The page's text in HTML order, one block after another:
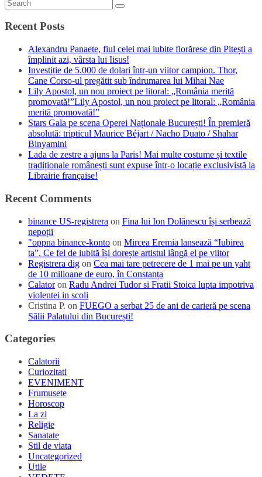
Recent Posts
Alexandru Panaete, fiul celei mai iubite florărese din Pitești a
împlinit azi, vârsta lui Iisus!
Investiție de 5.000 de dolari într-un viitor campion. Thor,
Cane Corso-ul pregătit sub îndrumarea lui Mihai Nae
Lily Apostol, un nou proiect pe litoral: „România merită
promovată!”Lily Apostol, un nou proiect pe litoral: „România
merită promovată!”
Stars Gala pe scena Operei Naționale București! În premieră
absolută: tripticul Maurice Béjart / Nacho Duato / Shahar
Binyamini
Lada de zestre a ajuns la Paris! Mai multe costume și textile
tradiționale românești sunt expuse într-o locație exclusivistă la
Librairie française!
Recent Comments
binance US-registrera on Fina lui Ion Dolănescu își serbează
nepoții
"oppna binance-konto on Mircea Eremia lansează “Iubirea
ta”. Ce fel de iubită își dorește artistul lângă el pe viitor
Registrera dig on Cea mai tare petrecere de 1 mai pe un yaht
de 10 milioane de euro, în Constanța
Calatoron Radu Andrei Tudor si Fratii Stoica lupta impotriva
violentei in scoli
Cristina P. on FUEGO a serbat 25 de ani de carieră pe scena
Sălii Palatului din București!
Categories
Calatorii
Curiozitati
EVENIMENT
Frumusete
Horoscop
La zi
Religie
Sanatate
Stil de viata
Uncategorized
Utile